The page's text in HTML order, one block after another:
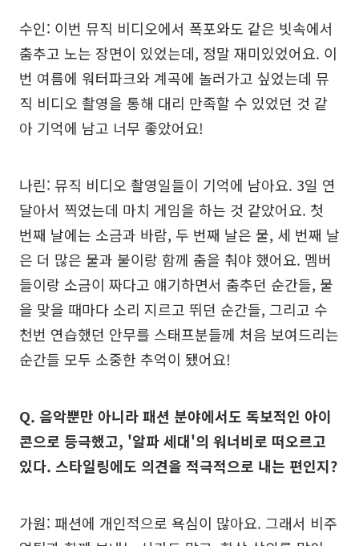
수인: 이번 뮤직 비디오에서 폭포와도 같은 빗속에서
춤추고 노는 장면이 있었는데, 정말 재미있었어요. 이
번 여름에 워터파크와 계곡에 놀러가고 싶었는데 뮤
직 비디오 촬영을 통해 대리 만족할 수 있었던 것 같
아 기억에 남고 너무 좋았어요!
나린: 뮤직 비디오 촬영일들이 기억에 남아요. 3일 연
달아서 찍었는데 마치 게임을 하는 것 같았어요. 첫
번째 날에는 소금과 바람, 두 번째 날은 물, 세 번째 날
은 더 많은 물과 불이랑 함께 춤을 춰야 했어요. 멤버
들이랑 소금이 짜다고 얘기하면서 춤추던 순간들, 물
을 맞을 때마다 소리 지르고 뛰던 순간들, 그리고 수
천번 연습했던 안무를 스태프분들께 처음 보여드리는
순간들 모두 소중한 추억이 됐어요!
Q. 음악뿐만 아니라 패션 분야에서도 독보적인 아이
콘으로 등극했고, '알파 세대'의 워너비로 떠오르고
있다. 스타일링에도 의견을 적극적으로 내는 편인지?
가원: 패션에 개인적으로 욕심이 많아요. 그래서 비주